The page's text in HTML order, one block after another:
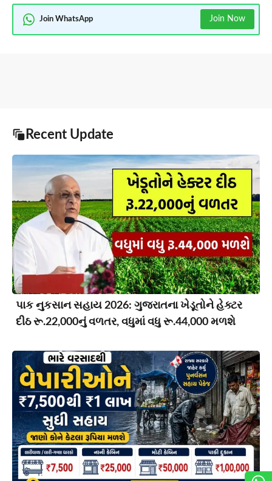
Join WhatsApp Join Now
Recent Update
પાક નુકસાન સહાય 2026: ગુજરાતના ખેડૂતોને હેક્ટર
દીઠ રૂ.22,000નું વળતર, વધુમાં વધુ રૂ.44,000 મળશે